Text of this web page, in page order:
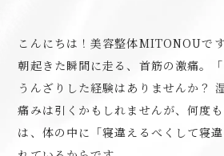
こんにちは！美容整体MITONOUです
朝起きた瞬間に走る、首筋の激痛。
うんざりした経験はありませんか？
痛みは引くかもしれませんが、何度
は、体の中に「寝違えるべくして寝